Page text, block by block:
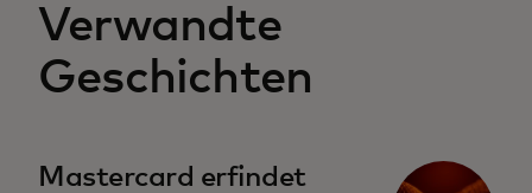
Verwandte
Geschichten
Mastercard erfindet